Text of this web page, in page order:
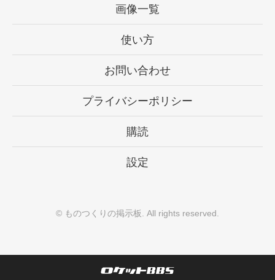
画像一覧
使い方
お問い合わせ
プライバシーポリシー
購読
設定
© ものつくりの掲示板 . All rights reserved.